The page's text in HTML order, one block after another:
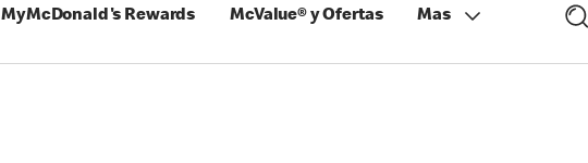
MyMcDonald's Rewards McValue® y Ofertas Mas